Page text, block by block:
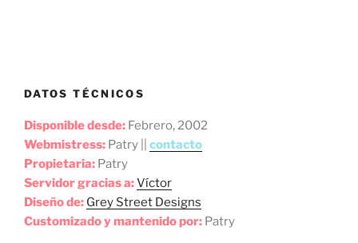
DATOS TÉCNICOS
Disponible desde: Febrero, 2002
Webmistress: Patry || contacto
Propietaria: Patry
Servidor gracias a:Víctor
Diseño de: Grey Street Designs
Customizado y mantenido por: Patry